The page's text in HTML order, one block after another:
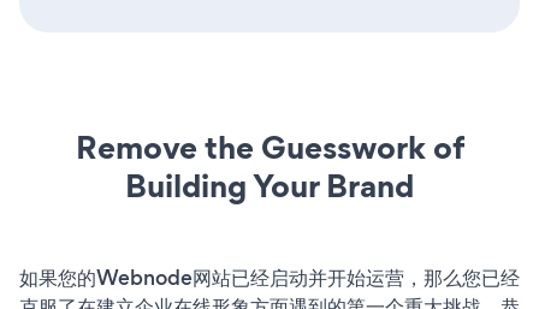
Remove the Guesswork of
Building Your Brand
如果您的Webnode网站已经启动并开始运营，那么您已经